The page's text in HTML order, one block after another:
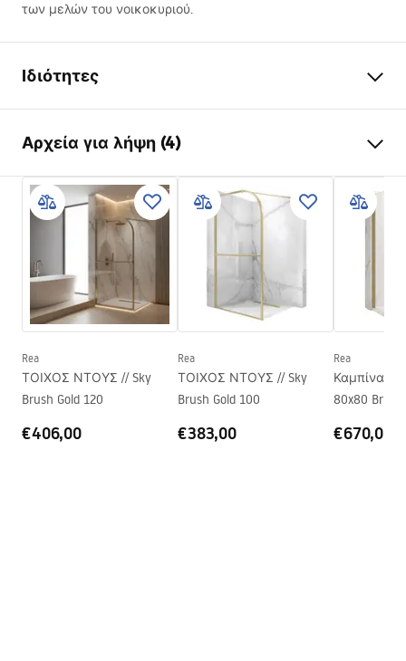
των μελών του νοικοκυριού.
Ιδιότητες
Υλικό
Τύπος βρύσης
Θερμοστατική
Τρόπος εγκατάστασης
επιτυχίο
Ρύθμιση ύψους
Ελάχιστο ύψος
Μέγιστο ύψος
1400mm
Στόμιο μπανιέρας
Ρύθμιση πίεσης
Σύστημα Anti-Calc
Ναι
Διάσταση συνδέσεων
150mm
Αρχεία για λήψη (4)
Πληροφορίες ασφαλείας
Safety_Information_Shower_set.pdf
Όροι εγγύησης
Warranty_Terms_and_Conditions_Faucets_-_5.pdf
Οδηγίες συναρμολόγησης
Rea
ΤΟΙΧΟΣ ΝΤΟΥΣ // Sky
Brush Gold 120
€406,00
Rea
ΤΟΙΧΟΣ ΝΤΟΥΣ // Sky
Brush Gold 100
€383,00
Rea
Καμπίνα
80x80 Brush
€670,00